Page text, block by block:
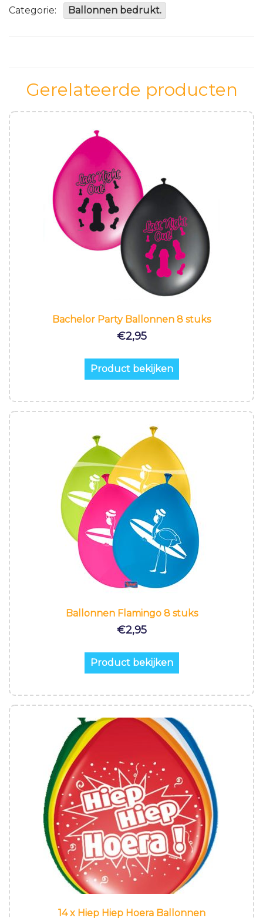
Goud/
Zilver/
biologisch
afbreekbaar
aantal
Categorie: Ballonnen bedrukt.
Gerelateerde producten
Bachelor Party Ballonnen 8 stuks
€2,95
Product bekijken
Ballonnen Flamingo 8 stuks
€2,95
Product bekijken
14 x Hiep Hiep Hoera Ballonnen